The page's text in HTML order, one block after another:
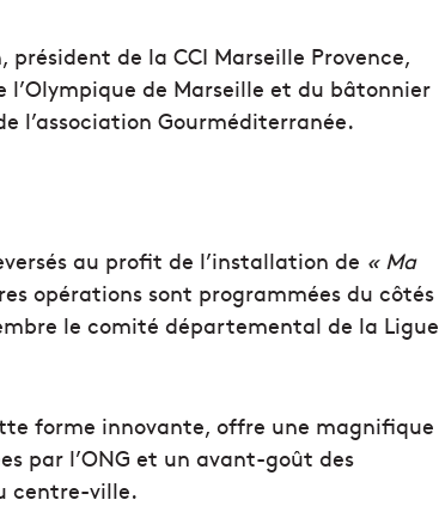
de la CCI Marseille Provence,
l’Olympique de Marseille et du bâtonnier
l’association Gourméditerranée.
au profit de l’installation de « Ma
opérations sont programmées du côtés
le comité départemental de la Ligue
forme innovante, offre une magnifique
par l’ONG et un avant-goût des
centre-ville.